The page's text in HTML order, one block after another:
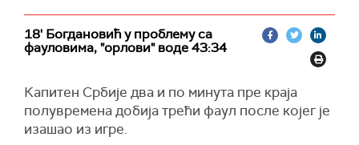
18' Богдановић у проблему са
фауловима, "орлови" воде 43:34
Капитен Србије два и по минута пре краја
полувремена добија трећи фаул после којег је
изашао из игре.